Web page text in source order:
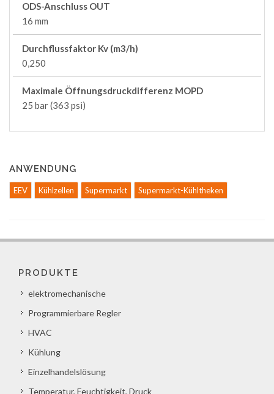
ODS-Anschluss OUT
16 mm
Durchflussfaktor Kv (m3/h)
0,250
Maximale Öffnungsdruckdifferenz MOPD
25 bar (363 psi)
ANWENDUNG
EEV Kühlzellen Supermarkt Supermarkt-Kühltheken
PRODUKTE
elektromechanische
Programmierbare Regler
HVAC
Kühlung
Einzelhandelslösung
Temperatur, Feuchtigkeit, Druck